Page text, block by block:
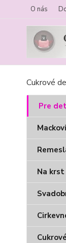
O nás
Cukrové
Pre
Na krst